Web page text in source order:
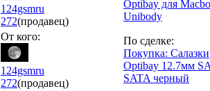
124gsmru
272(продавец)
Optibay для
Unibody
От кого:
124gsmru
272(продавец)
По сделке:
Покупка: Салазки
Optibay 12.7мм
SATA черный